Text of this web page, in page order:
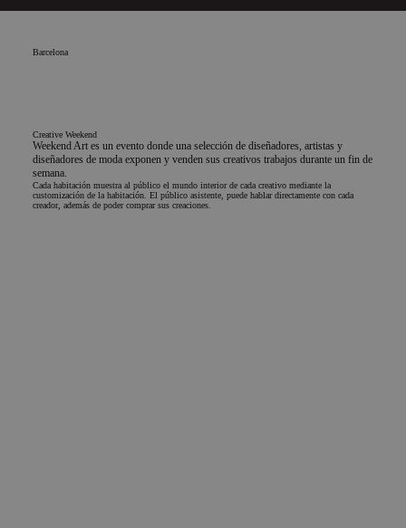
Barcelona
Creative Weekend
Weekend Art es un evento donde una selección de diseñadores, artistas y
diseñadores de moda exponen y venden sus creativos trabajos durante un fin de
semana.
Cada habitación muestra al público el mundo interior de cada creativo mediante la
customización de la habitación. El público asistente, puede hablar directamente con cada
creador, además de poder comprar sus creaciones.